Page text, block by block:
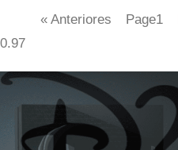
« Anteriores Page1